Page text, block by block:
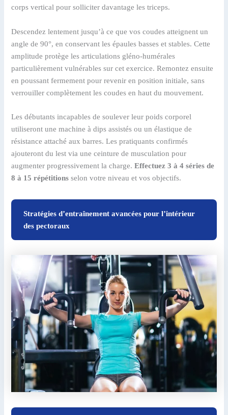
corps vertical pour solliciter davantage les triceps.
Descendez lentement jusqu’à ce que vos coudes atteignent un
angle de 90°, en conservant les épaules basses et stables. Cette
amplitude protège les articulations gléno-humérales
particulièrement vulnérables sur cet exercice. Remontez ensuite
en poussant fermement pour revenir en position initiale, sans
verrouiller complètement les coudes en haut du mouvement.
Les débutants incapables de soulever leur poids corporel
utiliseront une machine à dips assistés ou un élastique de
résistance attaché aux barres. Les pratiquants confirmés
ajouteront du lest via une ceinture de musculation pour
augmenter progressivement la charge.Effectuez 3 à 4 séries de
8 à 15 répétitions selon votre niveau et vos objectifs.
Stratégies d’entraînement avancées pour l’intérieur
des pectoraux